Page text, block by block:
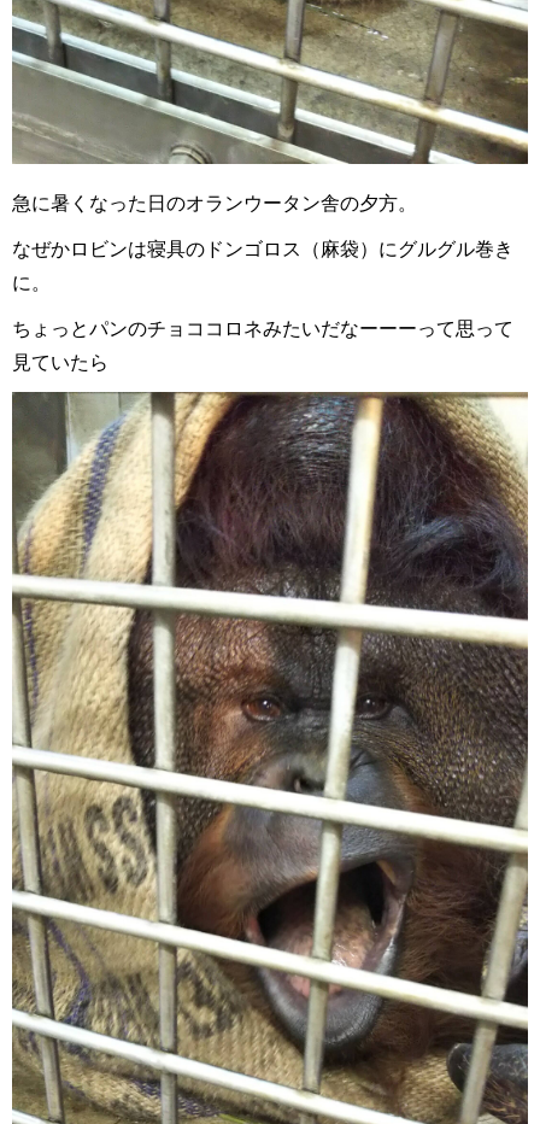
急に暑くなった日のオランウータン舎の夕方。
なぜかロビンは寝具のドンゴロス（麻袋）にグルグル巻き
に。
ちょっとパンのチョココロネみたいだなーーーって思って
見ていたら